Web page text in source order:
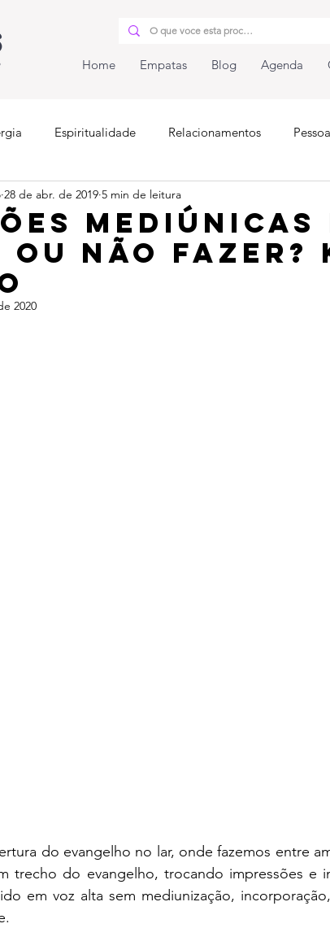
Home Empatas Blog Agenda
Espiritualidade Relacionamentos
Mediunidade
não fazer?
28 de abr. de 2019 5 min de leitura
2020
do evangelho no lar, onde fazemos entre
trecho do evangelho, trocando impressões e
em voz alta sem mediunização,